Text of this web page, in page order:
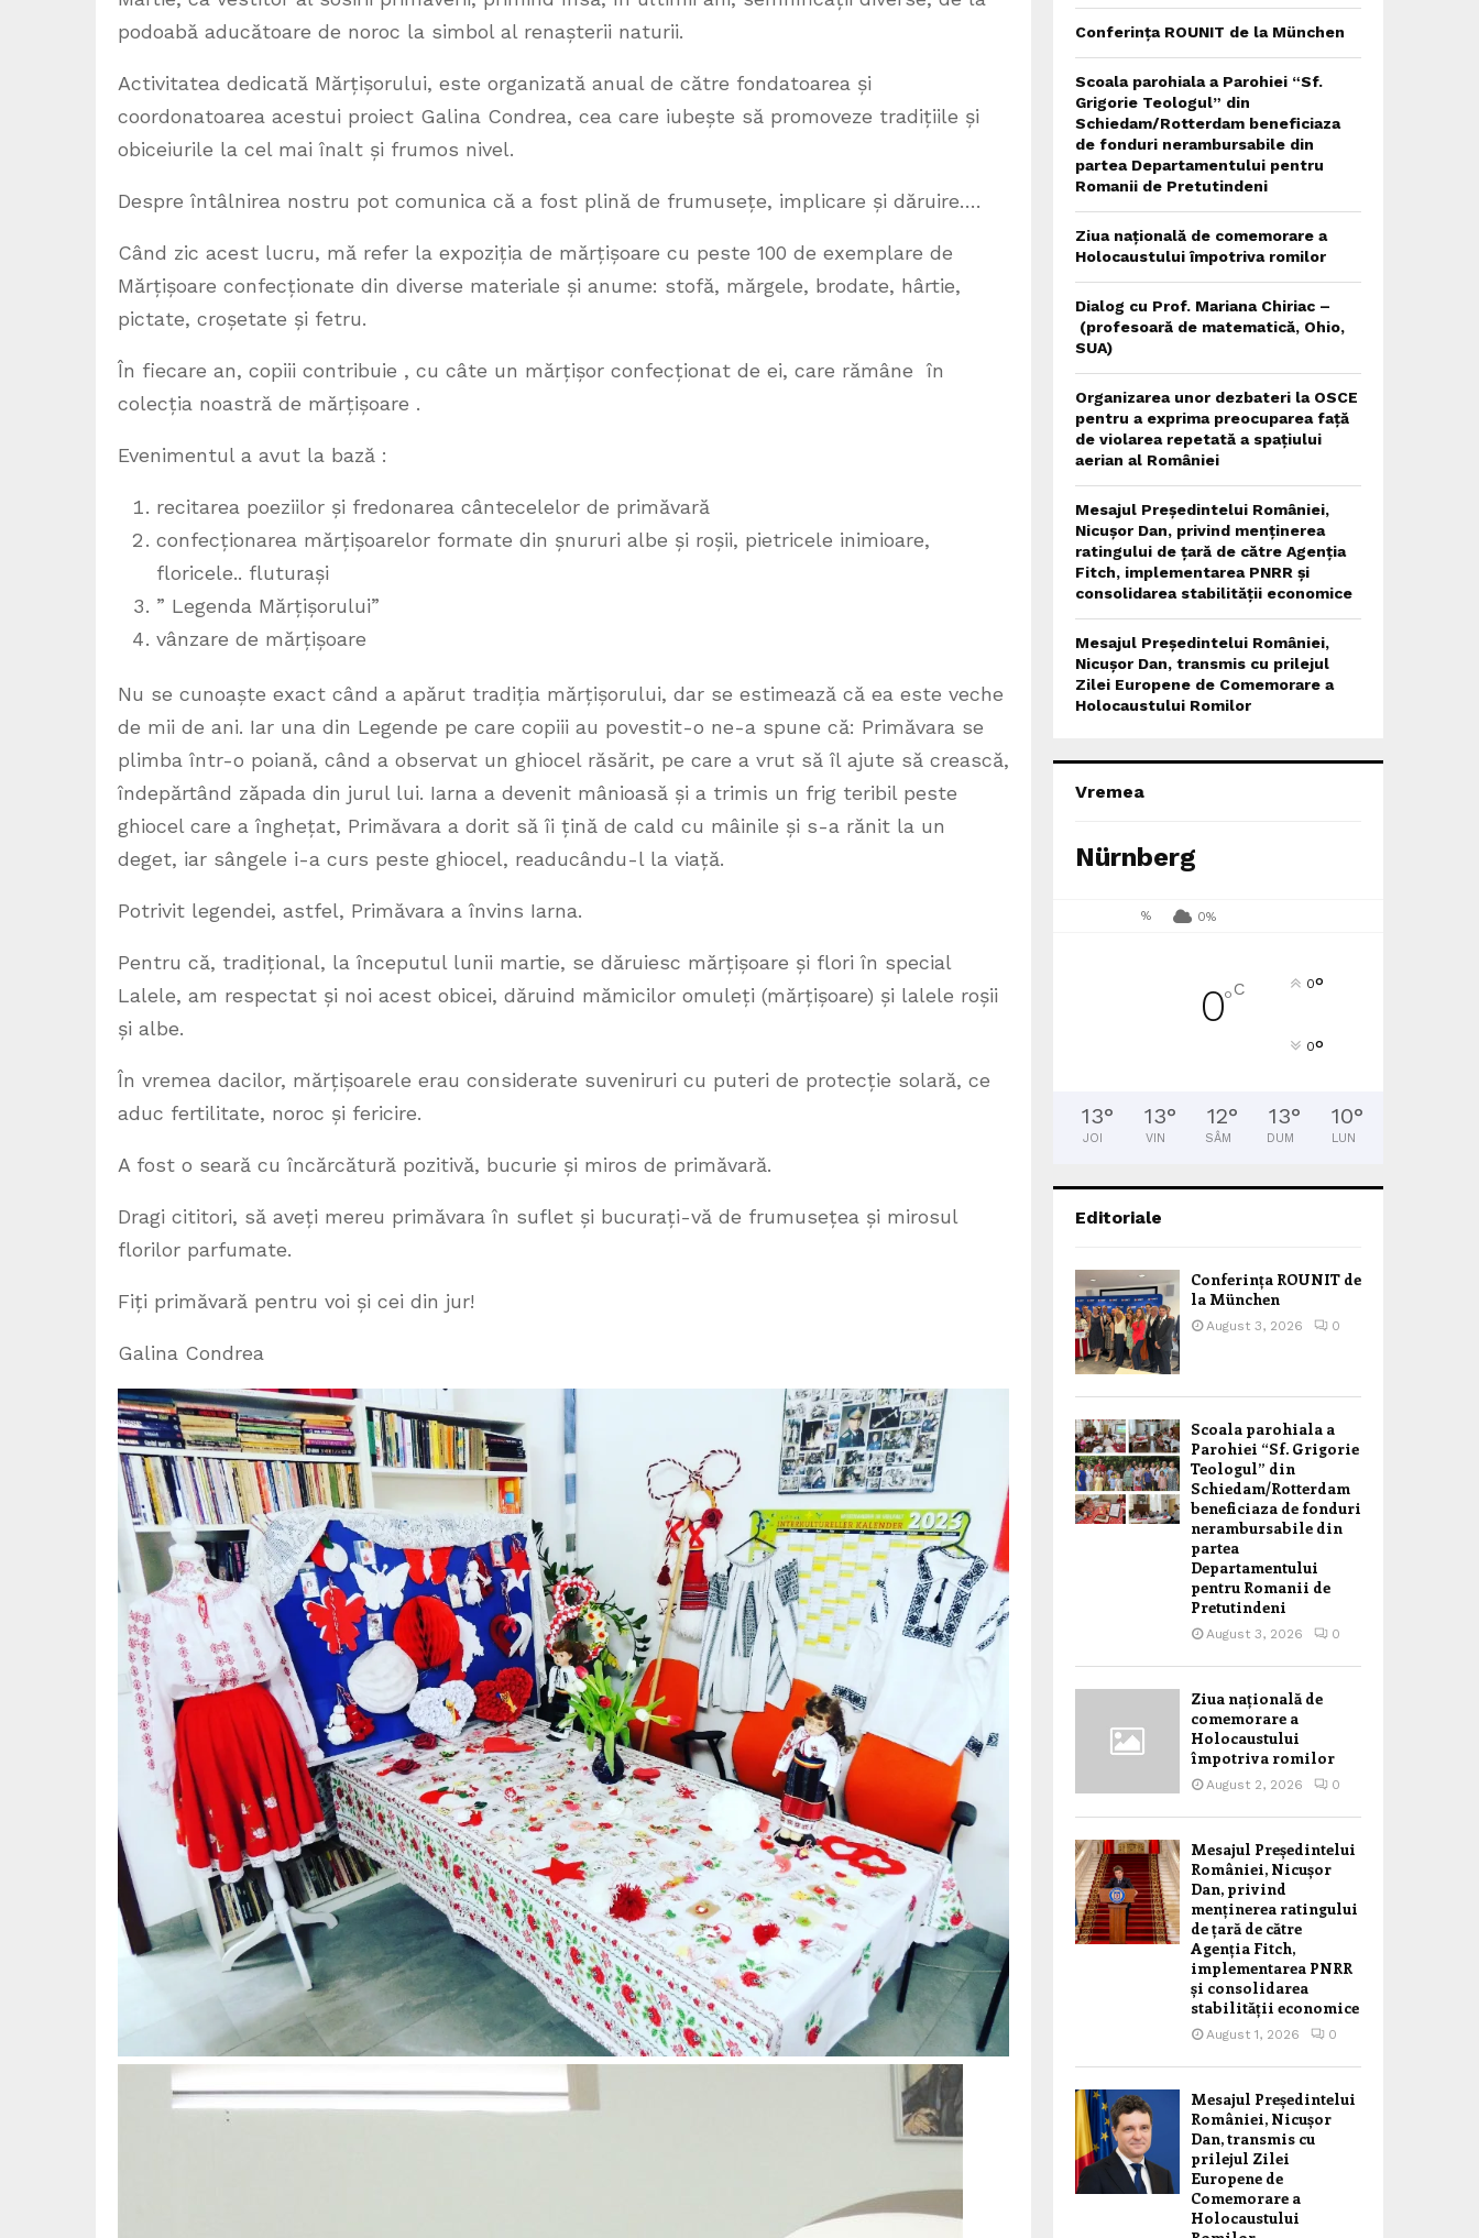
podoabă aducătoare de noroc la simbol al renașterii naturii.
Activitatea dedicată Mărțișorului, este organizată anual de către fondatoarea și
coordonatoarea acestui proiect Galina Condrea, cea care iubește să promoveze tradițiile și
obiceiurile la cel mai înalt și frumos nivel.
Despre întâlnirea nostru pot comunica că a fost plină de frumusețe, implicare și dăruire….
Când zic acest lucru, mă refer la expoziția de mărțișoare cu peste 100 de exemplare de
Mărțișoare confecționate din diverse materiale și anume: stofă, mărgele, brodate, hârtie,
pictate, croșetate și fetru.
În fiecare an, copiii contribuie , cu câte un mărțișor confecționat de ei, care rămâne în
colecția noastră de mărțișoare .
Evenimentul a avut la bază :
recitarea poeziilor și fredonarea cântecelelor de primăvară
confecționarea mărțișoarelor formate din șnururi albe și roșii, pietricele inimioare,
floricele.. fluturași
” Legenda Mărțișorului”
vânzare de mărțișoare
Nu se cunoaște exact când a apărut tradiția mărțișorului, dar se estimează că ea este veche
de mii de ani. Iar una din Legende pe care copiii au povestit-o ne-a spune că: Primăvara se
plimba într-o poiană, când a observat un ghiocel răsărit, pe care a vrut să îl ajute să crească,
îndepărtând zăpada din jurul lui. Iarna a devenit mânioasă și a trimis un frig teribil peste
ghiocel care a înghețat, Primăvara a dorit să îi țină de cald cu mâinile și s-a rănit la un
deget, iar sângele i-a curs peste ghiocel, readucându-l la viață.
Potrivit legendei, astfel, Primăvara a învins Iarna.
Pentru că, tradițional, la începutul lunii martie, se dăruiesc mărțișoare și flori în special
Lalele, am respectat și noi acest obicei, dăruind mămicilor omuleți (mărțișoare) și lalele roșii
și albe.
În vremea dacilor, mărțișoarele erau considerate suveniruri cu puteri de protecție solară, ce
aduc fertilitate, noroc și fericire.
A fost o seară cu încărcătură pozitivă, bucurie și miros de primăvară.
Dragi cititori, să aveți mereu primăvara în suflet și bucurați-vă de frumusețea și mirosul
florilor parfumate.
Fiți primăvară pentru voi și cei din jur!
Galina Condrea
Conferința ROUNIT de la München
Scoala parohiala a Parohiei “Sf.
Grigorie Teologul” din
Schiedam/Rotterdam beneficiaza
de fonduri nerambursabile din
partea Departamentului pentru
Romanii de Pretutindeni
Ziua națională de comemorare a
Holocaustului împotriva romilor
Dialog cu Prof. Mariana Chiriac –
(profesoară de matematică, Ohio,
SUA)
Organizarea unor dezbateri la OSCE
pentru a exprima preocuparea față
de violarea repetată a spațiului
aerian al României
Mesajul Președintelui României,
Nicușor Dan, privind menținerea
ratingului de țară de către Agenția
Fitch, implementarea PNRR și
consolidarea stabilității economice
Mesajul Președintelui României,
Nicușor Dan, transmis cu prilejul
Zilei Europene de Comemorare a
Holocaustului Romilor
Vremea
Nürnberg
% 0%
0°C 0°
0°
13°
JOI
13°
VIN
12°
SÂM
13°
DUM
10°
LUN
Editoriale
Conferința ROUNIT de
la München
August 3, 2026 0
Scoala parohiala a
Parohiei “Sf. Grigorie
Teologul” din
Schiedam/Rotterdam
beneficiaza de fonduri
nerambursabile din
partea
Departamentului
pentru Romanii de
Pretutindeni
August 3, 2026 0
Ziua națională de
comemorare a
Holocaustului
împotriva romilor
August 2, 2026 0
Mesajul Președintelui
României, Nicușor
Dan, privind
menținerea ratingului
de țară de către
Agenția Fitch,
implementarea PNRR
și consolidarea
stabilității economice
August 1, 2026 0
Mesajul Președintelui
României, Nicușor
Dan, transmis cu
prilejul Zilei
Europene de
Comemorare a
Holocaustului